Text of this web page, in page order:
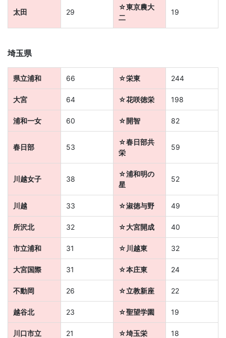
大
学
受
験
生・
大
学
生・
社
会
人
向
け
に、
太田 29
☆東京農大
二
19
埼玉県
県立浦和 66 ☆栄東 244
大宮 64 ☆花咲徳栄 198
浦和一女 60 ☆開智 82
春日部 53
☆春日部共
栄
59
川越女子 38
☆浦和明の
星
52
川越 33 ☆淑徳与野 49
所沢北 32 ☆大宮開成 40
市立浦和 31 ☆川越東 32
大宮国際 31 ☆本庄東 24
不動岡 26 ☆立教新座 22
越谷北 23 ☆聖望学園 19
川口市立 21 ☆埼玉栄 18